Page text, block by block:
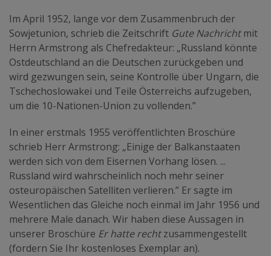
Im April 1952, lange vor dem Zusammenbruch der
Sowjetunion, schrieb die Zeitschrift Gute Nachrichtmit
Herrn Armstrong als Chefredakteur: „Russland könnte
Ostdeutschland an die Deutschen zurückgeben und
wird gezwungen sein, seine Kontrolle über Ungarn, die
Tschechoslowakei und Teile Österreichs aufzugeben,
um die 10-Nationen-Union zu vollenden.”
In einer erstmals 1955 veröffentlichten Broschüre
schrieb Herr Armstrong: „Einige der Balkanstaaten
werden sich von dem Eisernen Vorhang lösen. ...
Russland wird wahrscheinlich noch mehr seiner
osteuropäischen Satelliten verlieren.” Er sagte im
Wesentlichen das Gleiche noch einmal im Jahr 1956 und
mehrere Male danach. Wir haben diese Aussagen in
unserer Broschüre Er hatte rechtzusammengestellt
(fordern Sie Ihr kostenloses Exemplar an).